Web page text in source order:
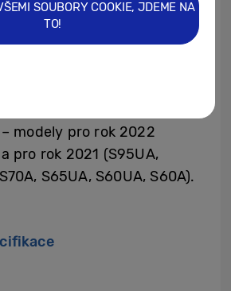
mihotání obrazu.
modely pro rok 2022
pro rok 2021 (S95UA,
S65UA, S60UA, S60A).
SOUBORY COOKIE, JDEME NA
TO!